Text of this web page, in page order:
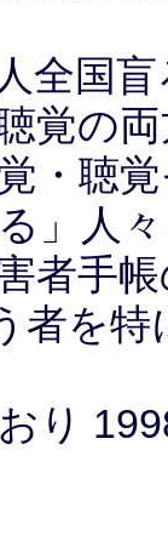
全国
覚の
・聴
」人
者手
者を
り